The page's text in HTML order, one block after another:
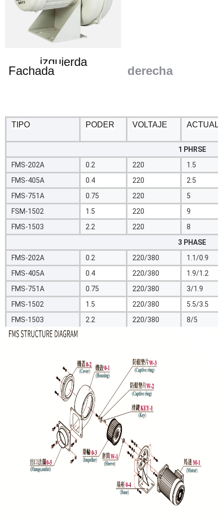
izquierda
Fachada derecha
TIPO PODER VOLTAJE ACTUAL
1 PHRSE
FMS-202A
0.2 220
1.5
FMS-405A
0.4 220
2.5
FMS-751A
0.75 220
5
FSM-1502
1.5 220
9
FMS-1503
2.2 220
8
3 PHASE
FMS-202A
0.2 220/380
1.1/0.9
FMS-405A
0.4 220/380
1.9/1.2
FMS-751A
0.75 220/380
3/1.9
FMS-1502
1.5 220/380
5.5/3.5
FMS-1503
2.2 220/380 8/5